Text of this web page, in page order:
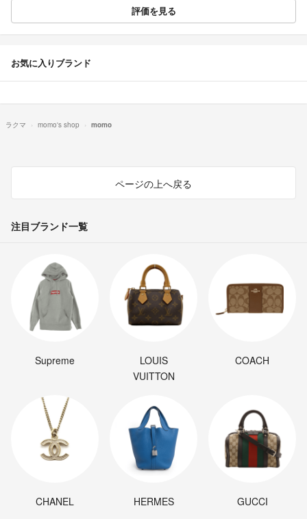
評価を見る
お気に入りブランド
ラクマ momo's shop momo
ページの上へ戻る
注目ブランド一覧
Supreme
LOUIS
VUITTON
COACH
CHANEL HERMES GUCCI